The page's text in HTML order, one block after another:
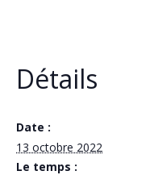
Détails
Date :
13 octobre 2022
Le temps :